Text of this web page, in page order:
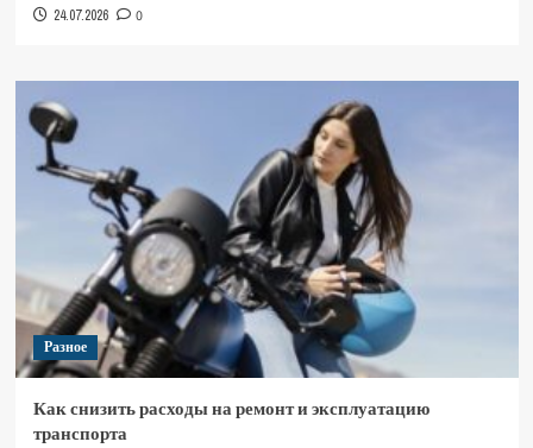
24.07.2026 0
Разное
Как снизить расходы на ремонт и эксплуатацию
транспорта